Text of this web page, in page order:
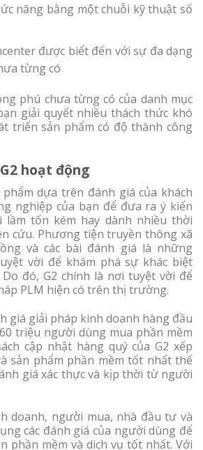
năng bằng một chuỗi kỹ thuật số
được biết đến với sự đa dạng
từng có
phú chưa từng có của danh mục
giải quyết nhiều thách thức khó
triển sản phẩm có độ thành công
hoạt động
phẩm dựa trên đánh giá của khách
nghiệp của bạn để đưa ra ý kiến
lầm tốn kém hay dành nhiều thời
cứu. Phương tiện truyền thông xã
và các bài đánh giá là những
vời để khám phá sự khác biệt
Do đó, G2 chính là nơi tuyệt vời để
PLM hiện có trên thị trường.
giá giải pháp kinh doanh hàng đầu
triệu người dùng mua phần mềm
cập nhật hàng quý của G2 xếp
sản phẩm phần mềm tốt nhất thế
giá xác thực và kịp thời từ người
doanh, người mua, nhà đầu tư và
các đánh giá của người dùng để
phần mềm và dich vụ tốt nhất. Với